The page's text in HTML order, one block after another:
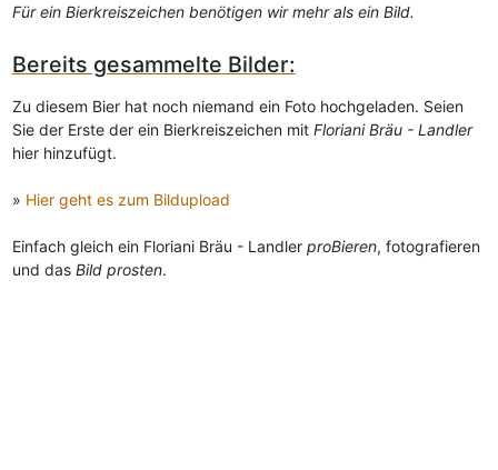
Für ein Bierkreiszeichen benötigen wir mehr als ein Bild.
Bereits gesammelte Bilder:
Zu diesem Bier hat noch niemand ein Foto hochgeladen. Seien
Sie der Erste der ein Bierkreiszeichen mit Floriani Bräu - Landler
hier hinzufügt.
» Hier geht es zum Bildupload
Einfach gleich ein Floriani Bräu - Landler proBieren, fotografieren
und das Bild prosten.